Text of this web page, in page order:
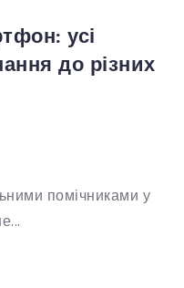
усі
до різних
помічниками у